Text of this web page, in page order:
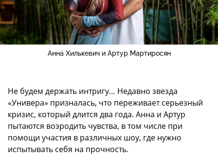
Анна Хилькевич и Артур Мартиросян
Не будем держать интригу… Недавно звезда
«Универа» призналась, что переживает серьезный
кризис, который длится два года. Анна и Артур
пытаются возродить чувства, в том числе при
помощи участия в различных шоу, где нужно
испытывать себя на прочность.